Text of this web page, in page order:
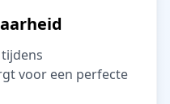
voor een perfecte